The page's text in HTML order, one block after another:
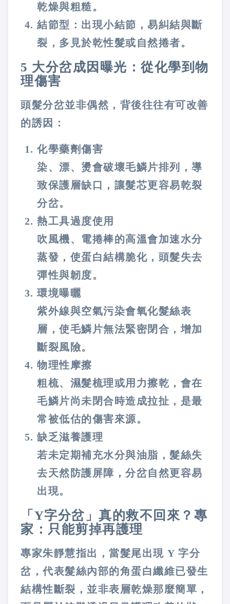
乾燥與粗糙。
結節型 ：出現小結節，易糾結與斷
裂，多見於乾性髮或自然捲者。
5 大分岔成因曝光：從化學到物
理傷害
頭髮分岔並非偶然，背後往往有可改善
的誘因：
化學藥劑傷害
染、漂、燙會破壞毛鱗片排列，導
致保護層缺口，讓髮芯更容易乾裂
分岔。
熱工具過度使用
吹風機、電捲棒的高溫會加速水分
蒸發，使蛋白結構脆化，頭髮失去
彈性與韌度。
環境曝曬
紫外線與空氣污染會氧化髮絲表
層，使毛鱗片無法緊密閉合，增加
斷裂風險。
物理性摩擦
粗梳、濕髮梳理或用力擦乾，會在
毛鱗片尚未閉合時造成拉扯，是最
常被低估的傷害來源。
缺乏滋養護理
若未定期補充水分與油脂，髮絲失
去天然防護屏障，分岔自然更容易
出現。
「Y字分岔」真的救不回來？專
家：只能剪掉再護理
專家朱靜慧指出，當髮尾出現 Y 字分
岔，代表髮絲內部的角蛋白纖維已發生
結構性斷裂，並非表層乾燥那麼簡單，